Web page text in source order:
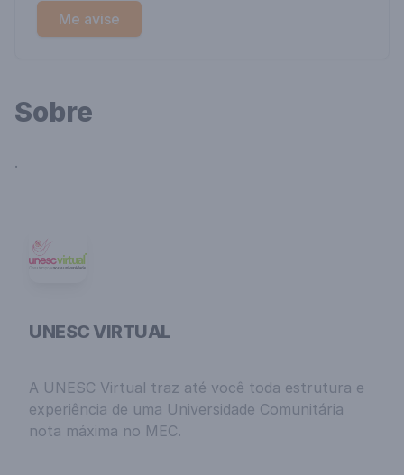
Me avise
Sobre
.
UNESC VIRTUAL
A UNESC Virtual traz até você toda estrutura e
experiência de uma Universidade Comunitária
nota máxima no MEC.